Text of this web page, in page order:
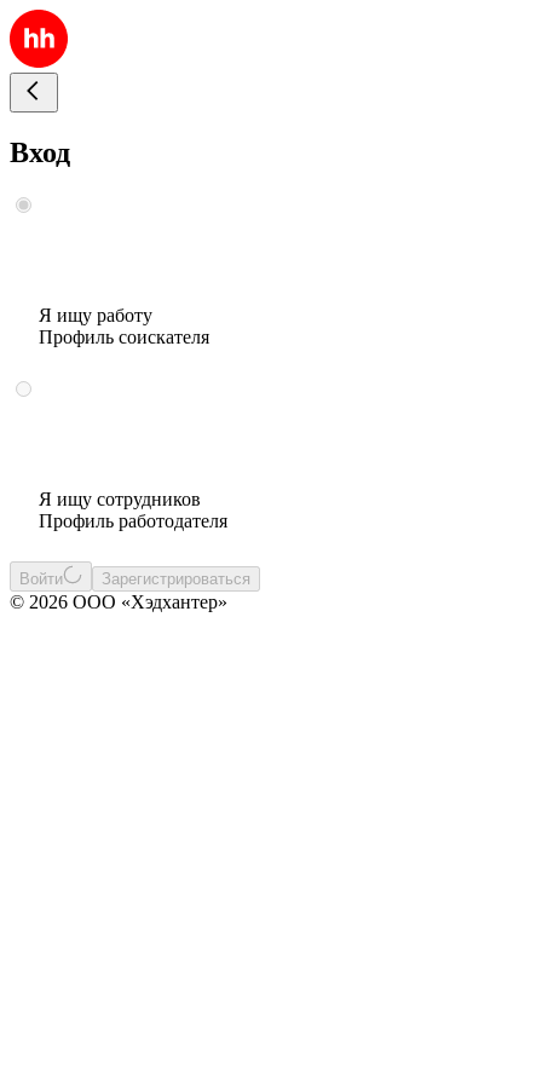
Вход
Я ищу работу
Профиль соискателя
Я ищу сотрудников
Профиль работодателя
Войти Зарегистрироваться
© 2026 ООО «Хэдхантер»